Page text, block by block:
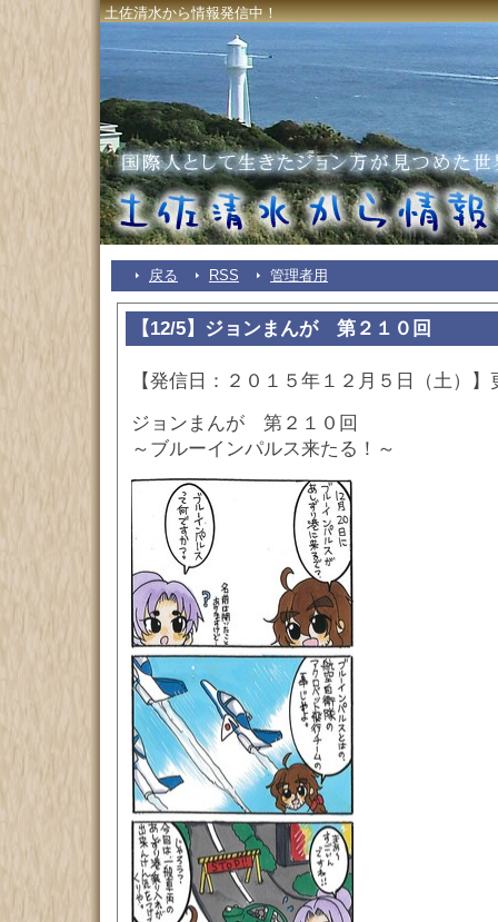
土佐清水から情報発信中！
戻る RSS 管理者用
【12/5】ジョンまんが 第２１０回
【発信日：２０１５年１２月５日（土）】
ジョンまんが 第２１０回
～ブルーインパルス来たる！～